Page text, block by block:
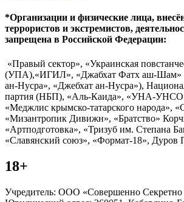
*Организации и физические лица,
террористов и экстремистов,
запрещена в Российской Федерации:
«Правый сектор», «Украинская
(УПА),«ИГИЛ», «Джабхат Фатх аш-Шам»
ан-Нусра», «Джебхат ан-Нусра»),
партия (НБП), «Аль-Каида», «УНА-
«Меджлис крымско-татарского народа»,
«Мизантропик Дивижн», «Братство»
«Артподготовка», «Тризуб им. Степана
«Славянский союз», «Формат-18», Дуров
18+
Учредитель: ООО «Совершенно Секретно